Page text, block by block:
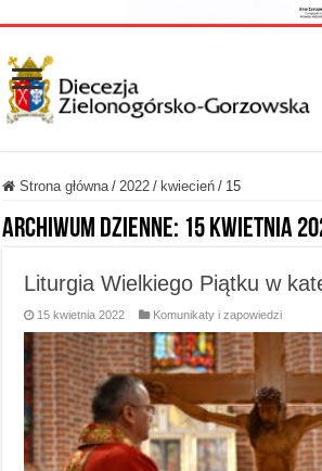
Strona główna / 2022 / kwiecień / 15
Archiwum dzienne: 15 kwietnia
Liturgia Wielkiego Piątku w
15 kwietnia 2022 Komunikaty i zapowiedzi